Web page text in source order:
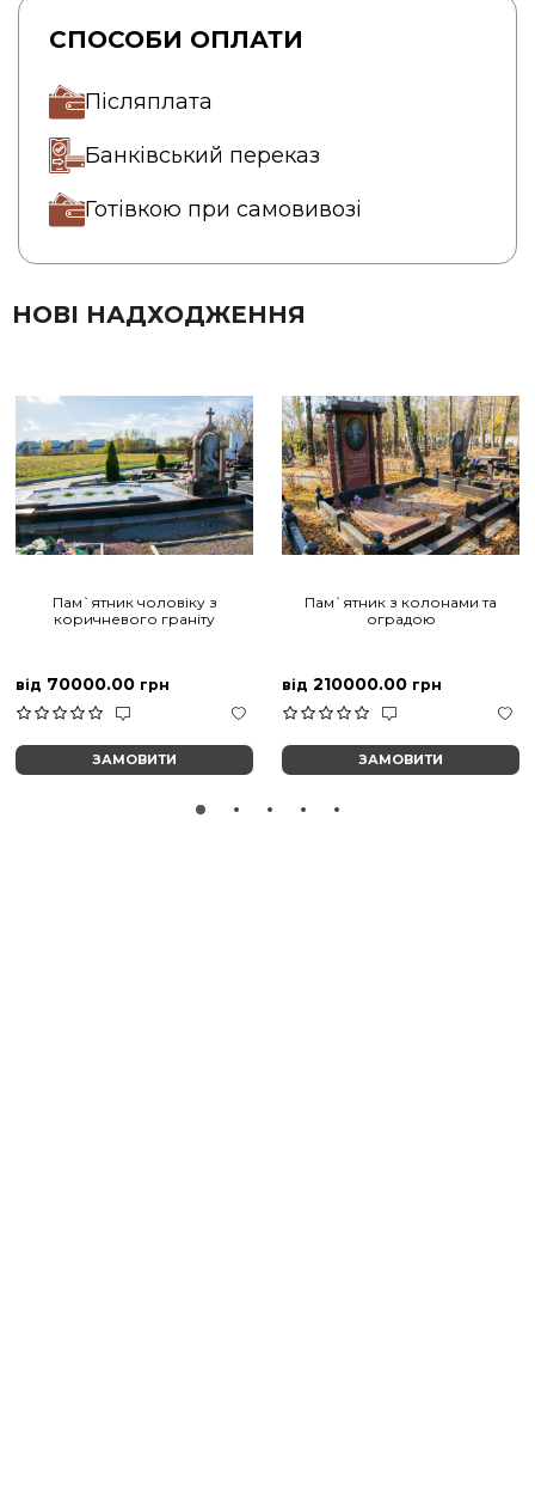
СПОСОБИ ОПЛАТИ
Післяплата
Банківський переказ
Готівкою при самовивозі
НОВІ НАДХОДЖЕННЯ
Пам`ятник чоловіку з
коричневого граніту
від 70000.00 грн
ЗАМОВИТИ
Пам`ятник з колонами та
оградою
від 210000.00 грн
ЗАМОВИТИ